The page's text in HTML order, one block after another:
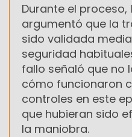
Durante el proceso,
argumentó que la
sido validada
seguridad
fallo señaló que no
cómo funcionaron
controles en este
que hubieran sido
la maniobra.